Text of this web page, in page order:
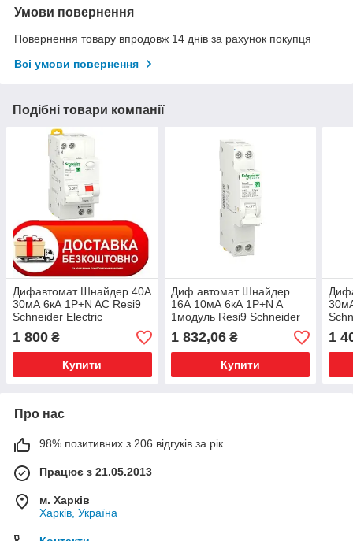
Умови повернення
Повернення товару впродовж 14 днів за рахунок покупця
Всі умови повернення
Подібні товари компанії
Дифавтомат Шнайдер 40А
30мА 6кА 1P+N AC Resi9
Schneider Electric
R9D25640
1 800 ₴
Купити
Диф автомат Шнайдер
16А 10мА 6кА 1P+N A
1модуль Resi9 Schneider
Electric R9D81616
1 832,06₴
Купити
1
Про нас
98% позитивних з 206 відгуків за рік
Працює з 21.05.2013
м. Харків
Харків, Україна